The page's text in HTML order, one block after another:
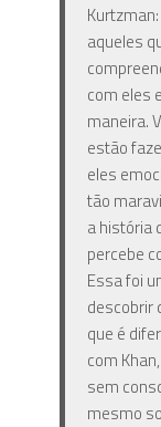
aqueles
com eles
maneira.
estão
eles
tão
a história
percebe
Essa foi
descobrir
que é
com
sem
mesmo